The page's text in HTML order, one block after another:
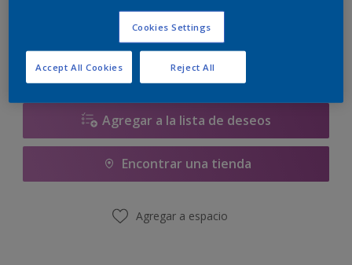
Calculadora de pintura
Calcular
Agregar a la lista de deseos
Encontrar una tienda
Agregar a espacio
Cookies Settings
Reject All
Accept All Cookies